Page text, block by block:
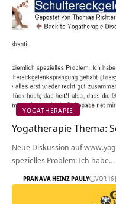
YOGATHERAPIE
Yogatherapie Thema:
Neue Diskussion auf
spezielles Problem: Ich habe…
PRANAVA HEINZ PAULY VOR 16